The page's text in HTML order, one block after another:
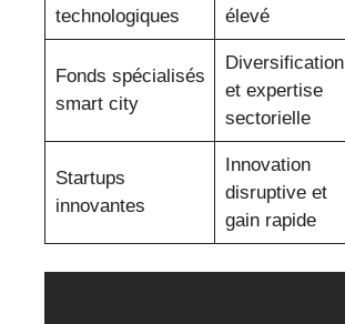
technologiques
élevé
Fonds spécialisés
smart city
Diversification
et expertise
sectorielle
Startups
innovantes
Innovation
disruptive et
gain rapide